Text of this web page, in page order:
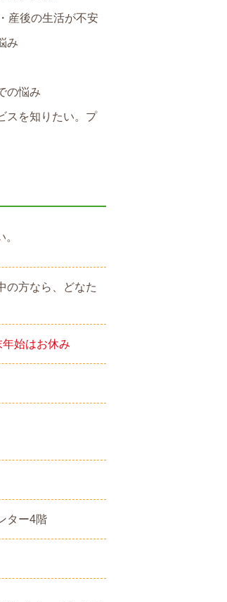
産後の生活が不安
み
の悩み
スを知りたい。プ
の方なら、どなた
始はお休み
ター4階